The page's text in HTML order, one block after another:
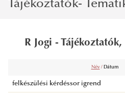
Tájékoztatók-
R Jogi -
Név/ Dátum
felkészülési kérdéssor igrend